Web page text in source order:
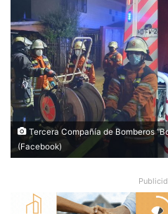
Tercera Compañía de Bomberos
(Facebook)